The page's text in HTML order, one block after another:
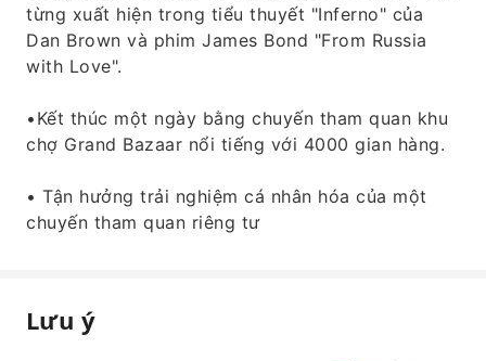
từng xuất hiện trong tiểu thuyết "Inferno" của
Dan Brown và phim James Bond "From Russia
with Love".
•Kết thúc một ngày bằng chuyến tham quan khu
chợ Grand Bazaar nổi tiếng với 4000 gian hàng.
• Tận hưởng trải nghiệm cá nhân hóa của một
chuyến tham quan riêng tư
Lưu ý